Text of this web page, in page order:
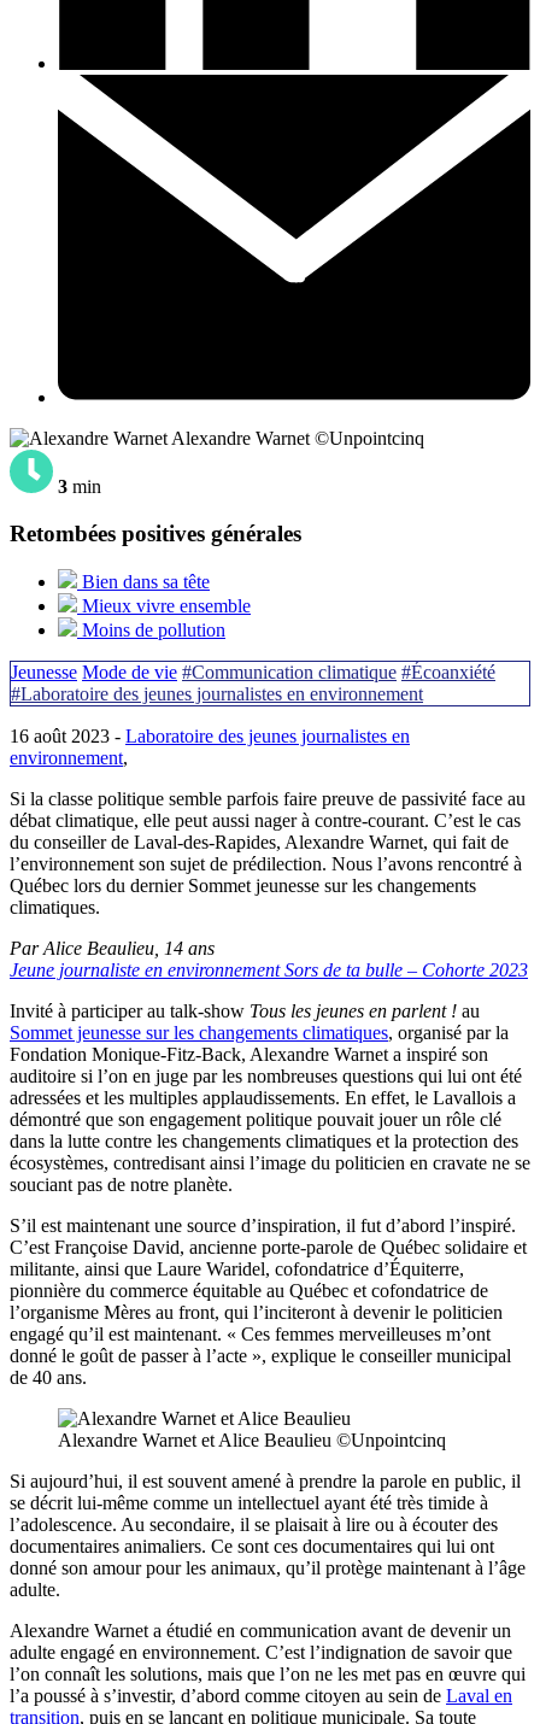
Alexandre Warnet ©Unpointcinq
3 min
Retombées positives générales
Bien dans sa tête
Mieux vivre ensemble
Moins de pollution
Jeunesse Mode de vie #Communication climatique #Écoanxiété
#Laboratoire des jeunes journalistes en environnement
16 août 2023 - Laboratoire des jeunes journalistes en
environnement,
Si la classe politique semble parfois faire preuve de passivité face au
débat climatique, elle peut aussi nager à contre-courant. C’est le cas
du conseiller de Laval-des-Rapides, Alexandre Warnet, qui fait de
l’environnement son sujet de prédilection. Nous l’avons rencontré à
Québec lors du dernier Sommet jeunesse sur les changements
climatiques.
Par Alice Beaulieu, 14 ans
Jeune journaliste en environnement Sors de ta bulle – Cohorte 2023
Invité à participer au talk-show Tous les jeunes en parlent ! au
Sommet jeunesse sur les changements climatiques, organisé par la
Fondation Monique-Fitz-Back, Alexandre Warnet a inspiré son
auditoire si l’on en juge par les nombreuses questions qui lui ont été
adressées et les multiples applaudissements. En effet, le Lavallois a
démontré que son engagement politique pouvait jouer un rôle clé
dans la lutte contre les changements climatiques et la protection des
écosystèmes, contredisant ainsi l’image du politicien en cravate ne se
souciant pas de notre planète.
S’il est maintenant une source d’inspiration, il fut d’abord l’inspiré.
C’est Françoise David, ancienne porte-parole de Québec solidaire et
militante, ainsi que Laure Waridel, cofondatrice d’Équiterre,
pionnière du commerce équitable au Québec et cofondatrice de
l’organisme Mères au front, qui l’inciteront à devenir le politicien
engagé qu’il est maintenant. « Ces femmes merveilleuses m’ont
donné le goût de passer à l’acte », explique le conseiller municipal
de 40 ans.
Alexandre Warnet et Alice Beaulieu ©Unpointcinq
Si aujourd’hui, il est souvent amené à prendre la parole en public, il
se décrit lui-même comme un intellectuel ayant été très timide à
l’adolescence. Au secondaire, il se plaisait à lire ou à écouter des
documentaires animaliers. Ce sont ces documentaires qui lui ont
donné son amour pour les animaux, qu’il protège maintenant à l’âge
adulte.
Alexandre Warnet a étudié en communication avant de devenir un
adulte engagé en environnement. C’est l’indignation de savoir que
l’on connaît les solutions, mais que l’on ne les met pas en œuvre qui
l’a poussé à s’investir, d’abord comme citoyen au sein de Laval en
transition, puis en se lançant en politique municipale. Sa toute